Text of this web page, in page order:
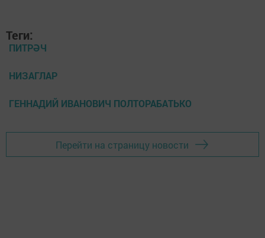
Теги:
ПИТРӘЧ
НИЗАГЛАР
ГЕННАДИЙ ИВАНОВИЧ ПОЛТОРАБАТЬКО
Перейти на страницу новости